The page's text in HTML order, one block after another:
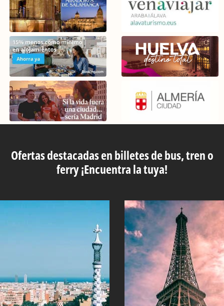
Ofertas destacadas en billetes de bus, tren o
ferry ¡Encuentra la tuya!